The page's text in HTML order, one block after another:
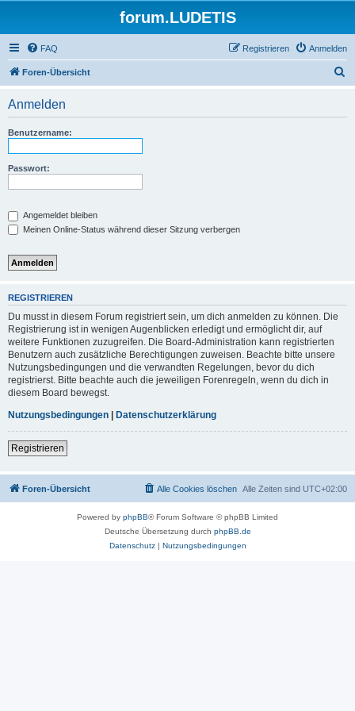
forum.LUDETIS
FAQ Anmelden
Registrieren
Foren-Übersicht
Anmelden
Benutzername:
Passwort:
Angemeldet bleiben
Meinen Online-Status während dieser Sitzung verbergen
REGISTRIEREN
Du musst in diesem Forum registriert sein, um dich anmelden zu können. Die
Registrierung ist in wenigen Augenblicken erledigt und ermöglicht dir, auf
weitere Funktionen zuzugreifen. Die Board-Administration kann registrierten
Benutzern auch zusätzliche Berechtigungen zuweisen. Beachte bitte unsere
Nutzungsbedingungen und die verwandten Regelungen, bevor du dich
registrierst. Bitte beachte auch die jeweiligen Forenregeln, wenn du dich in
diesem Board bewegst.
Nutzungsbedingungen | Datenschutzerklärung
Registrieren
Foren-Übersicht Alle Zeiten sind UTC+02:00
Alle Cookies löschen
Powered by phpBB® Forum Software © phpBB Limited
Deutsche Übersetzung durch phpBB.de
Datenschutz| Nutzungsbedingungen